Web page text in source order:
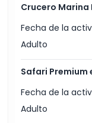
Crucero Marina
Fecha de la
Adulto
Safari Premium
Fecha de la
Adulto